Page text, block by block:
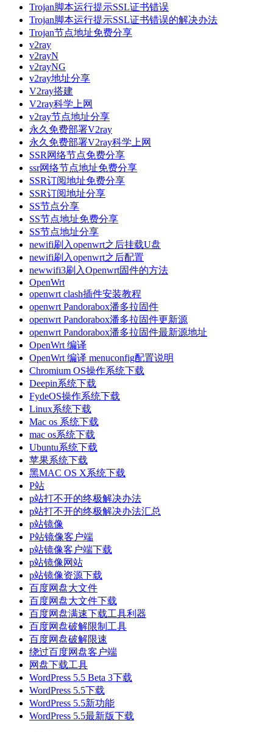
Trojan脚本运行提示SSL证书错误
Trojan脚本运行提示SSL证书错误的解决办法
Trojan节点地址免费分享
v2ray
v2rayN
v2rayNG
v2ray地址分享
V2ray搭建
V2ray科学上网
v2ray节点地址分享
永久免费部署V2ray
永久免费部署V2ray科学上网
SSR网络节点免费分享
ssr网络节点地址免费分享
SSR订阅地址免费分享
SSR订阅地址分享
SS节点分享
SS节点地址免费分享
SS节点地址分享
newifi刷入openwrt之后挂载U盘
newifi刷入openwrt之后配置
newwifi3刷入Openwrt固件的方法
OpenWrt
openwrt clash插件安装教程
openwrt Pandorabox潘多拉固件
openwrt Pandorabox潘多拉固件更新源
openwrt Pandorabox潘多拉固件最新源地址
OpenWrt 编译
OpenWrt 编译 menuconfig配置说明
Chromium OS操作系统下载
Deepin系统下载
FydeOS操作系统下载
Linux系统下载
Mac os 系统下载
mac os系统下载
Ubuntu系统下载
苹果系统下载
黑MAC OS X系统下载
P站
p站打不开的终极解决办法
p站打不开的终极解决办法汇总
p站镜像
P站镜像客户端
p站镜像客户端下载
p站镜像网站
p站镜像资源下载
百度网盘大文件
百度网盘大文件下载
百度网盘满速下载工具利器
百度网盘破解限制工具
百度网盘破解限速
绕过百度网盘客户端
网盘下载工具
WordPress 5.5 Beta 3下载
WordPress 5.5下载
WordPress 5.5新功能
WordPress 5.5最新版下载